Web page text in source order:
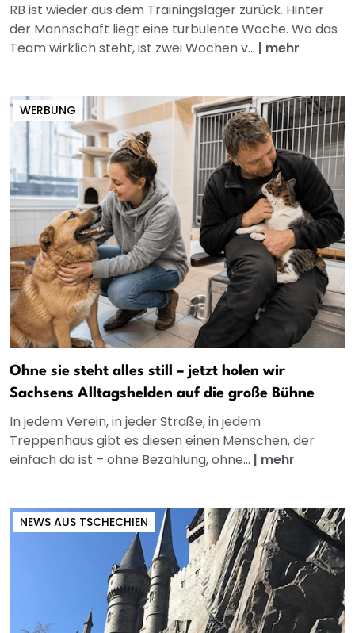
RB ist wieder aus dem Trainingslager zurück. Hinter
der Mannschaft liegt eine turbulente Woche. Wo das
Team wirklich steht, ist zwei Wochen v... | mehr
WERBUNG
Ohne sie steht alles still – jetzt holen wir
Sachsens Alltagshelden auf die große Bühne
In jedem Verein, in jeder Straße, in jedem
Treppenhaus gibt es diesen einen Menschen, der
einfach da ist – ohne Bezahlung, ohne... | mehr
NEWS AUS TSCHECHIEN